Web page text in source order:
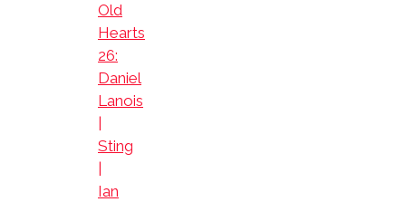
Old
Hearts
26:
Daniel
Lanois
Sting
Ian